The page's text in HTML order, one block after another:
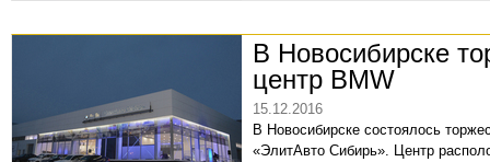
В Новосибирске
центр BMW
15.12.2016
В Новосибирске состоялось
«ЭлитАвто Сибирь». Центр